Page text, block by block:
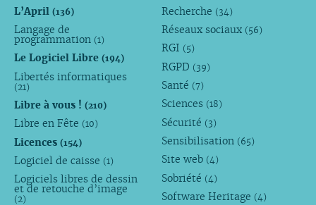
L’April (136)
Langage de
programmation (1)
Le Logiciel Libre (194)
Libertés informatiques
(21)
Libre à vous ! (210)
Libre en Fête (10)
Licences (154)
Logiciel de caisse (1)
Logiciels libres de dessin
et de retouche d’image
(2)
Recherche (34)
Réseaux sociaux (56)
RGI (5)
RGPD (39)
Santé (7)
Sciences (18)
Sécurité (3)
Sensibilisation (65)
Site web (4)
Sobriété (4)
Software Heritage (4)